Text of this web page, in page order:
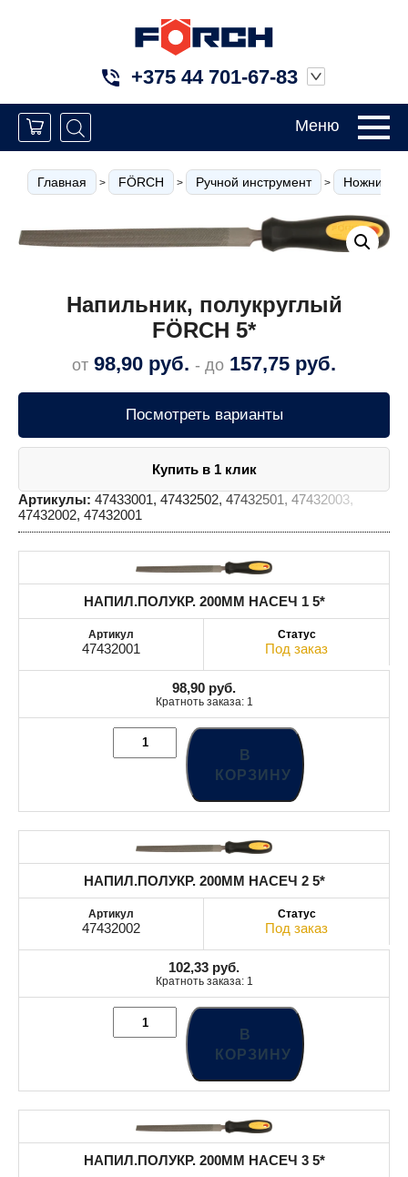
+375 44 701-67-83
Меню
Главная > FÖRCH > Ручной инструмент > Ножницы
Напильник, полукруглый
FÖRCH 5*
от 98,90 руб. - до 157,75 руб.
Посмотреть варианты
Купить в 1 клик
Артикулы: 47433001, 47432502, 47432501, 47432003,
47432002, 47432001
НАПИЛ.ПОЛУКР. 200MM НАСЕЧ 1 5*
47432001 Под заказ
98,90 руб.
Кратноть заказа: 1
В
КОРЗИНУ
НАПИЛ.ПОЛУКР. 200MM НАСЕЧ 2 5*
47432002 Под заказ
102,33 руб.
Кратноть заказа: 1
В
КОРЗИНУ
НАПИЛ.ПОЛУКР. 200MM НАСЕЧ 3 5*